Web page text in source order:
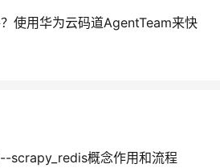
使用华为云码道AgentTeam来快
scrapy_redis概念作用和流程